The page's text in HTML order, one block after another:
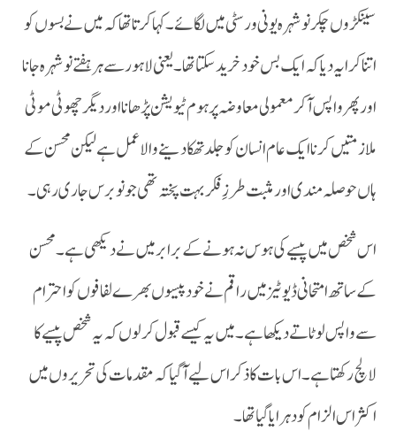
سینکڑوں چکر نوشہرہ یونی ورسٹی میں لگائے۔ کہا کرتا تھا کہ میں نے بسوں کو
اتنا کرایہ دیا کہ ایک بس خود خرید سکتا تھا۔ یعنی لاہور سے ہر ہفتے نوشہرہ جانا
اور پھر واپس آکر معمولی معاوضہ پر ہوم ٹیویشن پڑھانا اور دیگر چھوٹی موٹی
ملازمتیں کرنا ایک عام انسان کو جلد تھکا دینے والا عمل ہے لیکن محسن کے
ہاں حوصلہ مندی او رمثبت طرزِ فکر بہت پختہ تھی جو نو برس جاری رہی۔
کے ساتھ امتحانی ڈیوٹیز میں راقم نے خود پیسوں بھرےلفافوں کو احترام
سے واپس لوٹاتے دیکھا ہے۔ میں یہ کیسے قبول کر لوں کہ یہ شخص پیسے کا
لالچ رکھتا ہے ۔اس بات کا ذکر اس لیے آگیا کہ مقدمات کی تحریروں میں
اکثر اس الزام کو دہرایا گیا تھا ۔